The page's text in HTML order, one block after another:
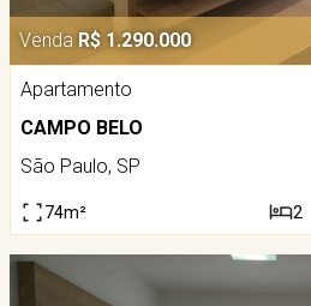
Venda R$ 1.290.000
Apartamento
CAMPO BELO
São Paulo, SP
74m² 2